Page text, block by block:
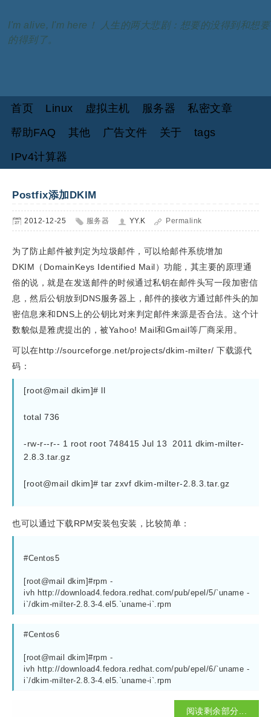
I'm alive, I'm here！ 人生的两大悲剧：想要的没得到和想要
的得到了。
首页 Linux 虚拟主机 服务器
私密文章
帮助FAQ
其他 广告文件 关于
tags
IPv4计算器
Postfix添加DKIM
2012-12-25 服务器 YY.K Permalink
为了防止邮件被判定为垃圾邮件，可以给邮件系统增加
DKIM（DomainKeys Identified Mail）功能，其主要的原理通
俗的说，就是在发送邮件的时候通过私钥在邮件头写一段加密信
息，然后公钥放到DNS服务器上，邮件的接收方通过邮件头的加
密信息来和DNS上的公钥比对来判定邮件来源是否合法。这个计
数貌似是雅虎提出的，被Yahoo! Mail和Gmail等厂商采用。
可以在http://sourceforge.net/projects/dkim-milter/ 下载源代
码：
[root@mail dkim]# ll
total 736
-rw-r--r-- 1 root root 748415 Jul 13  2011 dkim-milter-
2.8.3.tar.gz
[root@mail dkim]# tar zxvf dkim-milter-2.8.3.tar.gz
也可以通过下载RPM安装包安装，比较简单：
#Centos5
[root@mail dkim]#rpm -
ivh http://download4.fedora.redhat.com/pub/epel/5/`uname -
i`/dkim-milter-2.8.3-4.el5.`uname-i`.rpm
#Centos6
[root@mail dkim]#rpm -
ivh http://download4.fedora.redhat.com/pub/epel/6/`uname -
i`/dkim-milter-2.8.3-4.el5.`uname-i`.rpm
阅读剩余部分...